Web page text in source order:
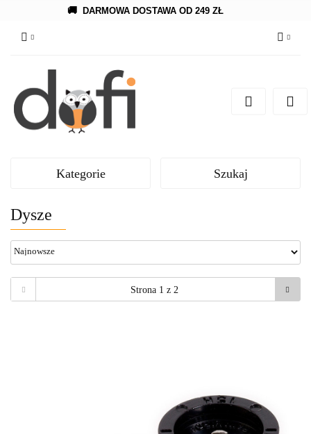
🚚 DARMOWA DOSTAWA OD 249 ZŁ
Zarejestruj się
Kategorie Szukaj
Dysze